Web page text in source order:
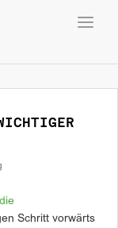
Schritt vorwärts